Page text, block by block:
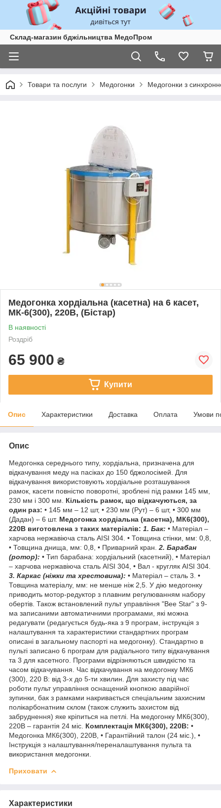
Склад-магазин бджільництва МедоПром
Товари та послуги Медогонки Медогонки з
Медогонка хордіальна (касетна) на 6 касет,
МК-6(300), 220В, (Бістар)
В наявності
Роздріб
65 900 ₴
Купити
Опис Характеристики Доставка Оплата Умови
Опис
Медогонка середнього типу, хордіальна, призначена для
відкачування меду на пасіках до 150 бджолосімей. Для
відкачування використовують хордіальне розташування
рамок, касети повністю поворотні, зроблені під рамки 145 мм,
230 мм і 300 мм. Кількість рамок, що відкачуються, за
один раз: • 145 мм – 12 шт, • 230 мм (Рут) – 6 шт, • 300 мм
(Дадан) – 6 шт. Медогонка хордіальна (касетна), МК6(300),
220В виготовлена ​​з таких матеріалів: 1. Бак: • Матеріал –
харчова нержавіюча сталь AISI 304. • Товщина стінки, мм: 0,8,
• Товщина днища, мм: 0,8, • Приварний кран. 2. Барабан
(ротор): • Тип барабана: хордіальний (касетний), • Матеріал
– харчова нержавіюча сталь AISI 304, • Вал - кругляк AISI 304.
3. Каркас (ніжки та хрестовина): • Матеріал – сталь 3. •
Товщина матеріалу, мм: не менше ніж 2,5. У дію медогонку
приводить мотор-редуктор з плавним регулюванням набору
обертів. Також встановлений пульт управління "Bee Star" з 9-
ма записаними автоматичними програмами, які можна
редагувати (редагується будь-яка з 9 програм, інструкція з
налаштування та характеристики стандартних програм
описані в загальному паспорті на медогонку). Стандартно в
пульті записано 6 програм для радіального типу відкачування
та 3 для касетного. Програми відрізняються швидкістю та
часом відкачування. Час відкачування на медогонку МК6
(300), 220 В: від 3-х до 5-ти хвилин. Для захисту під час
роботи пульт управління оснащений кнопкою аварійної
зупинки, бак з рамками накривається спеціальним захисним
полікарбонатним склом (також служить захистом від
забруднення) яке кріпиться на петлі. На медогонку МК6(300),
220В – гарантія 24 міс. Комплектація МК6(300), 220В: •
Медогонка МК6(300), 220В, • Гарантійний талон (24 міс.), •
Інструкція з налаштування/переналаштування пульта та
використання медогонки.
Приховати
Характеристики